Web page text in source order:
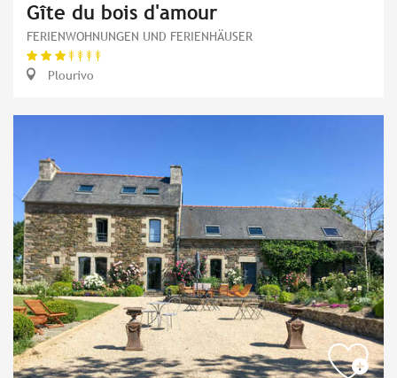
Gîte du bois d'amour
FERIENWOHNUNGEN UND FERIENHÄUSER
Plourivo